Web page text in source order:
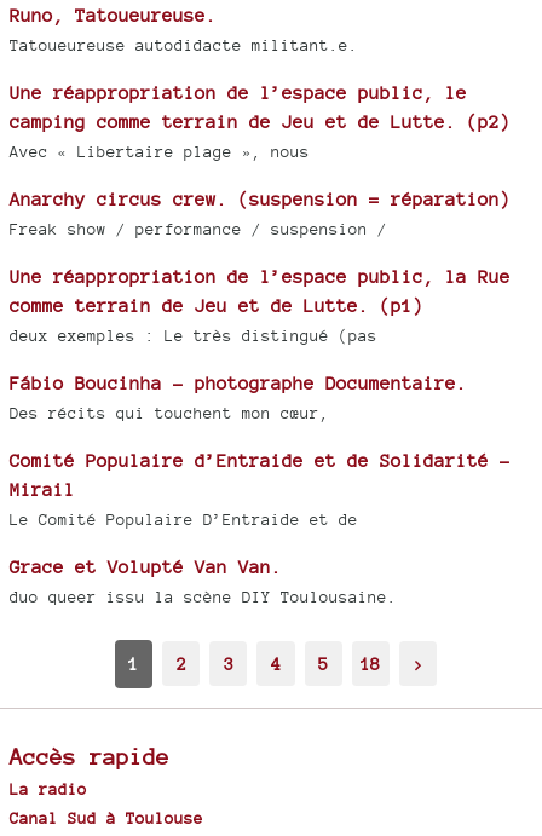
Runo, Tatoueureuse.
Tatoueureuse autodidacte militant.e.
Une réappropriation de l’espace public, le
camping comme terrain de Jeu et de Lutte. (p2)
Avec « Libertaire plage », nous
Anarchy circus crew. (suspension = réparation)
Freak show / performance / suspension /
Une réappropriation de l’espace public, la Rue
comme terrain de Jeu et de Lutte. (p1)
deux exemples : Le très distingué (pas
Fábio Boucinha - photographe Documentaire.
Des récits qui touchent mon cœur,
Comité Populaire d’Entraide et de Solidarité -
Mirail
Le Comité Populaire D’Entraide et de
Grace et Volupté Van Van.
duo queer issu la scène DIY Toulousaine.
1 2 3 4 5 18 >
Accès rapide
La radio
Canal Sud à Toulouse